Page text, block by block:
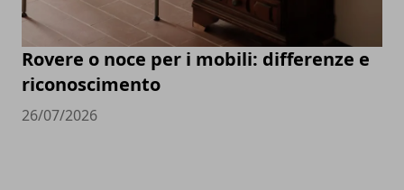
Rovere o noce per i mobili: differenze e
riconoscimento
26/07/2026